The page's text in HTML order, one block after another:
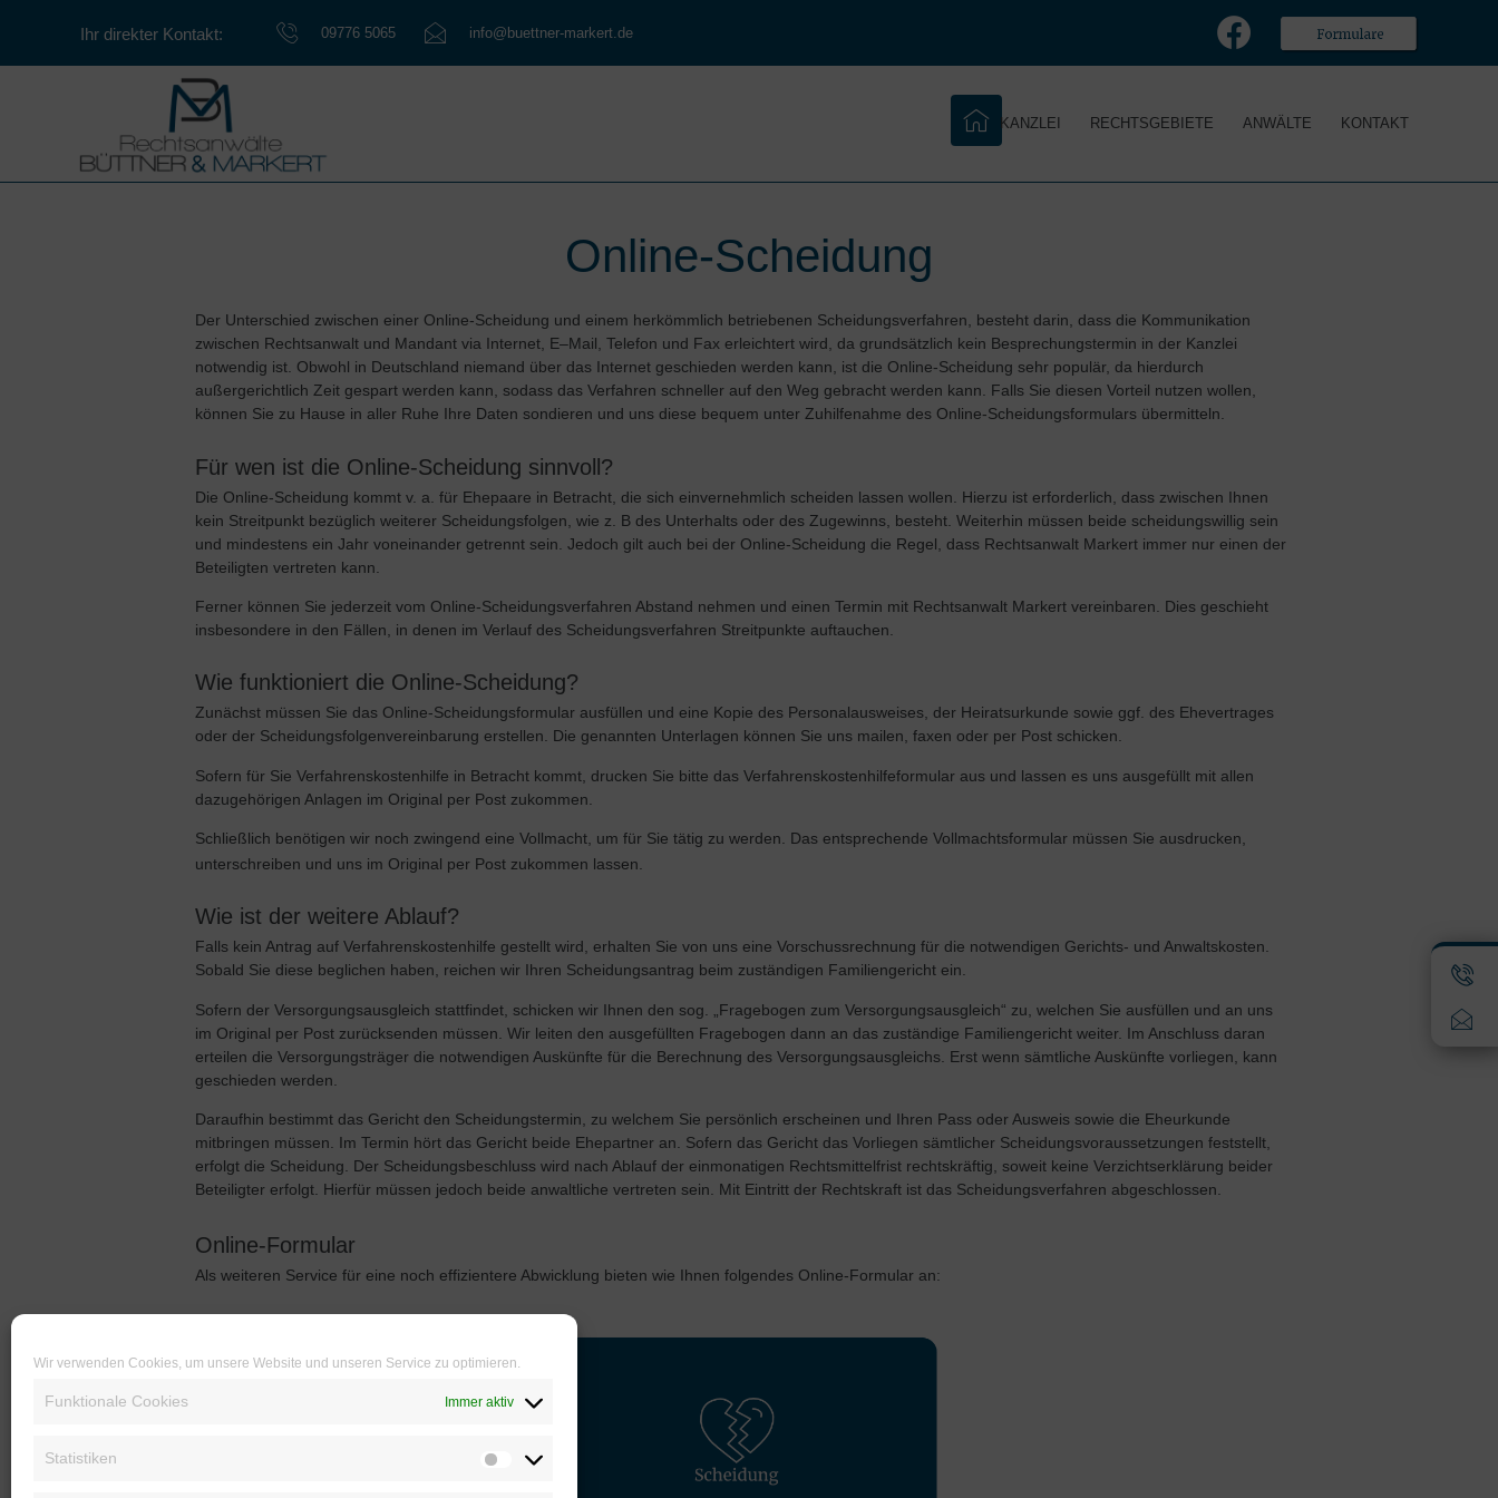
Wir verwenden Cookies, um unsere Website und unseren Service zu optimieren.
Funktionale Cookies Immer aktiv
Statistiken
Ihr direkter Kontakt: 09776 5065 info@buettner-markert.de
KANZLEI RECHTSGEBIETE ANWÄLTE KONTAKT
Online-Scheidung
Der Unterschied zwischen einer Online-Scheidung und einem herkömmlich betriebenen Scheidungsverfahren, besteht darin, dass die Kommunikation
zwischen Rechtsanwalt und Mandant via Internet, E–Mail, Telefon und Fax erleichtert wird, da grundsätzlich kein Besprechungstermin in der Kanzlei
notwendig ist. Obwohl in Deutschland niemand über das Internet geschieden werden kann, ist die Online-Scheidung sehr populär, da hierdurch
außergerichtlich Zeit gespart werden kann, sodass das Verfahren schneller auf den Weg gebracht werden kann. Falls Sie diesen Vorteil nutzen wollen,
können Sie zu Hause in aller Ruhe Ihre Daten sondieren und uns diese bequem unter Zuhilfenahme des Online-Scheidungsformulars übermitteln.
Für wen ist die Online-Scheidung sinnvoll?
Die Online-Scheidung kommt v. a. für Ehepaare in Betracht, die sich einvernehmlich scheiden lassen wollen. Hierzu ist erforderlich, dass zwischen Ihnen
kein Streitpunkt bezüglich weiterer Scheidungsfolgen, wie z. B des Unterhalts oder des Zugewinns, besteht. Weiterhin müssen beide scheidungswillig sein
und mindestens ein Jahr voneinander getrennt sein. Jedoch gilt auch bei der Online-Scheidung die Regel, dass Rechtsanwalt Markert immer nur einen der
Beteiligten vertreten kann.
Ferner können Sie jederzeit vom Online-Scheidungsverfahren Abstand nehmen und einen Termin mit Rechtsanwalt Markert vereinbaren. Dies geschieht
insbesondere in den Fällen, in denen im Verlauf des Scheidungsverfahren Streitpunkte auftauchen.
Wie funktioniert die Online-Scheidung?
Zunächst müssen Sie das Online-Scheidungsformular ausfüllen und eine Kopie des Personalausweises, der Heiratsurkunde sowie ggf. des Ehevertrages
oder der Scheidungsfolgenvereinbarung erstellen. Die genannten Unterlagen können Sie uns mailen, faxen oder per Post schicken.
Sofern für Sie Verfahrenskostenhilfe in Betracht kommt, drucken Sie bitte das Verfahrenskostenhilfeformular aus und lassen es uns ausgefüllt mit allen
dazugehörigen Anlagen im Original per Post zukommen.
Schließlich benötigen wir noch zwingend eine Vollmacht, um für Sie tätig zu werden. Das entsprechende Vollmachtsformular müssen Sie ausdrucken,
unterschreiben und uns im Original per Post zukommen lassen.
Wie ist der weitere Ablauf?
Falls kein Antrag auf Verfahrenskostenhilfe gestellt wird, erhalten Sie von uns eine Vorschussrechnung für die notwendigen Gerichts- und Anwaltskosten.
Sobald Sie diese beglichen haben, reichen wir Ihren Scheidungsantrag beim zuständigen Familiengericht ein.
Sofern der Versorgungsausgleich stattfindet, schicken wir Ihnen den sog. „Fragebogen zum Versorgungsausgleich“ zu, welchen Sie ausfüllen und an uns
im Original per Post zurücksenden müssen. Wir leiten den ausgefüllten Fragebogen dann an das zuständige Familiengericht weiter. Im Anschluss daran
erteilen die Versorgungsträger die notwendigen Auskünfte für die Berechnung des Versorgungsausgleichs. Erst wenn sämtliche Auskünfte vorliegen, kann
geschieden werden.
Daraufhin bestimmt das Gericht den Scheidungstermin, zu welchem Sie persönlich erscheinen und Ihren Pass oder Ausweis sowie die Eheurkunde
mitbringen müssen. Im Termin hört das Gericht beide Ehepartner an. Sofern das Gericht das Vorliegen sämtlicher Scheidungsvoraussetzungen feststellt,
erfolgt die Scheidung. Der Scheidungsbeschluss wird nach Ablauf der einmonatigen Rechtsmittelfrist rechtskräftig, soweit keine Verzichtserklärung beider
Beteiligter erfolgt. Hierfür müssen jedoch beide anwaltliche vertreten sein. Mit Eintritt der Rechtskraft ist das Scheidungsverfahren abgeschlossen.
Online-Formular
Als weiteren Service für eine noch effizientere Abwicklung bieten wie Ihnen folgendes Online-Formular an: